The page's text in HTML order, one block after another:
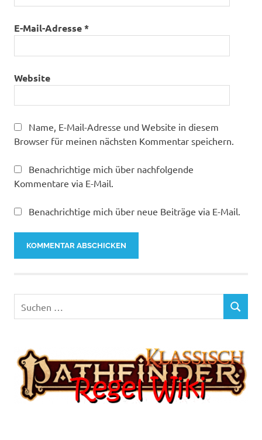
E-Mail-Adresse*
Website
Name, E-Mail-Adresse und Website in diesem
Browser für meinen nächsten Kommentar speichern.
Benachrichtige mich über nachfolgende
Kommentare via E-Mail.
Benachrichtige mich über neue Beiträge via E-Mail.
nach:
SUCHEN